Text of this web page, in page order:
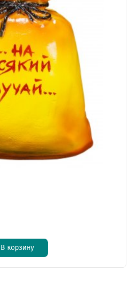
В корзину